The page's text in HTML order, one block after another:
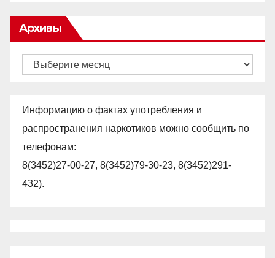
Архивы
Архивы
Информацию о фактах употребления и
распространения наркотиков можно сообщить по
телефонам:
8(3452)27-00-27, 8(3452)79-30-23, 8(3452)291-
432).